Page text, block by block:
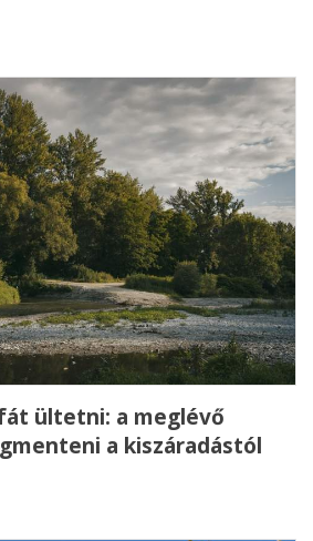
ültetni: a meglévő
a kiszáradástól